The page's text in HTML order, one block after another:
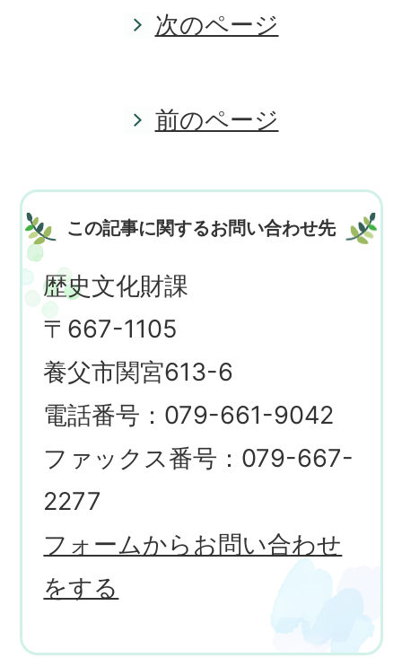
次のページ
前のページ
この記事に関するお問い合わせ先
歴史文化財課
〒667-1105
養父市関宮613-6
電話番号：079-661-9042
ファックス番号：079-667-
2277
フォームからお問い合わせ
をする